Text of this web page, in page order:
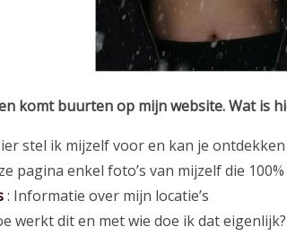
komt buurten op mijn website. Wat is
stel ik mijzelf voor en kan je
pagina enkel foto’s van mijzelf die
: Informatie over mijn locatie’s
werkt dit en met wie doe ik dat